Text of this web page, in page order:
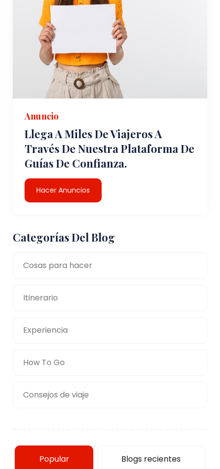
Anuncio
Llega A Miles De Viajeros A
Través De Nuestra Plataforma De
Guías De Confianza.
Hacer Anuncios
Categorías Del Blog
Cosas para hacer
Itinerario
Experiencia
How To Go
Consejos de viaje
Popular Blogs recientes